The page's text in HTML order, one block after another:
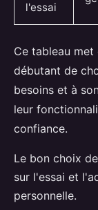
l'essai
Ce tableau
débutant de
besoins et à
leur
confiance.
Le bon choix
sur l'essai et
personnelle.